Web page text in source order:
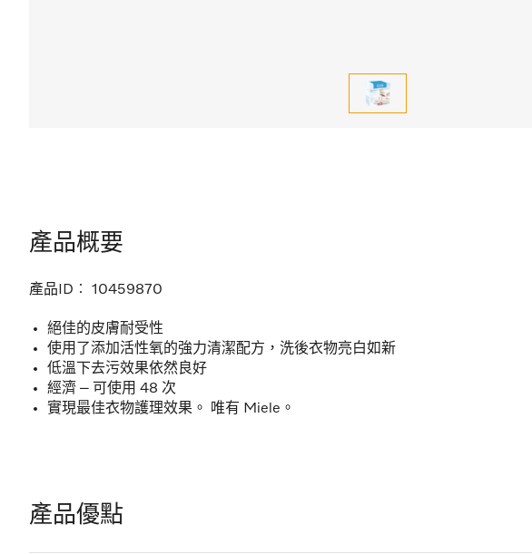
產品概要
產品ID︰ 10459870
絕佳的皮膚耐受性
使用了添加活性氧的強力清潔配方，洗後衣物亮白如新
低溫下去污效果依然良好
經濟 – 可使用 48 次
實現最佳衣物護理效果。 唯有 Miele。
產品優點